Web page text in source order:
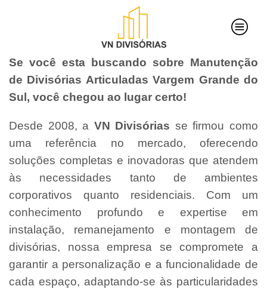
Se você esta buscando sobre Manutenção
de Divisórias Articuladas Vargem Grande do
Sul, você chegou ao lugar certo!
Desde 2008, a VN Divisórias se firmou como
uma referência no mercado, oferecendo
soluções completas e inovadoras que atendem
às necessidades tanto de ambientes
corporativos quanto residenciais. Com um
conhecimento profundo e expertise em
instalação, remanejamento e montagem de
divisórias, nossa empresa se compromete a
garantir a personalização e a funcionalidade de
cada espaço, adaptando-se às particularidades